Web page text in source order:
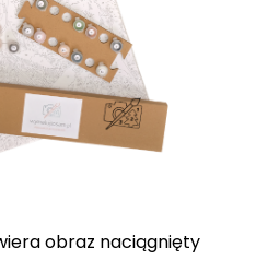
obraz naciągnięty